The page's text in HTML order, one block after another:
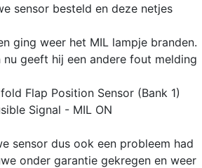
sensor besteld en deze netjes
ging weer het MIL lampje branden.
geeft hij een andere fout melding
Flap Position Sensor (Bank 1)
Signal - MIL ON
sensor dus ook een probleem had
onder garantie gekregen en weer